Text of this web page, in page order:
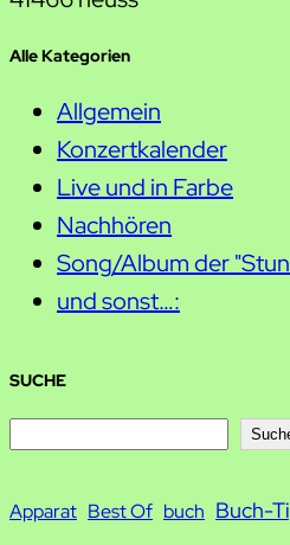
Alle Kategorien
Allgemein
Konzertkalender
Live und in Farbe
Nachhören
Song/Album der
und sonst…:
SUCHE
c
Apparat Best Of buch Buch-